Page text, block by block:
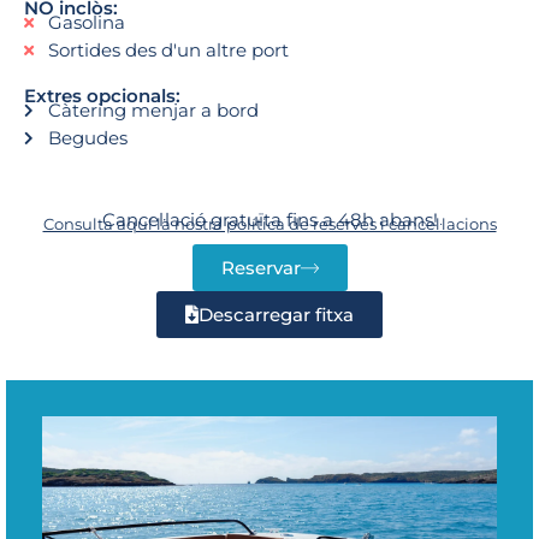
NO inclòs:
Gasolina
Sortides des d'un altre port
Extres opcionals:
Càtering menjar a bord
Begudes
Cancel·lació gratuïta fins a 48h abans!
Consulta aquí la nostra política de reserves i cancel·lacions
Reservar
Descarregar fitxa